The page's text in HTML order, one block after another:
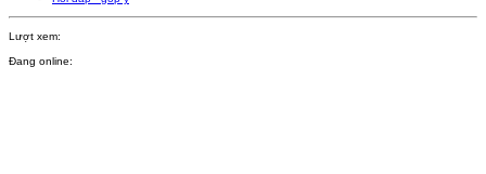
Lượt xem:
Đang online: